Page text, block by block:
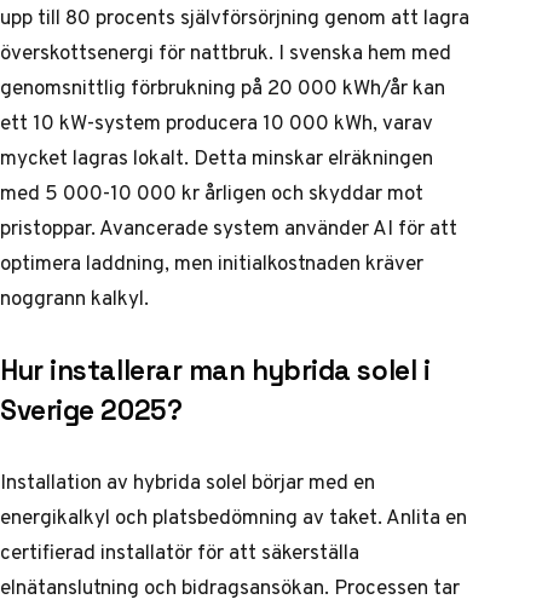
upp till 80 procents självförsörjning genom att lagra
överskottsenergi för nattbruk. I svenska hem med
genomsnittlig förbrukning på 20 000 kWh/år kan
ett 10 kW-system producera 10 000 kWh, varav
mycket lagras lokalt. Detta minskar elräkningen
med 5 000-10 000 kr årligen och skyddar mot
pristoppar. Avancerade system använder AI för att
optimera laddning, men initialkostnaden kräver
noggrann kalkyl.
Hur installerar man hybrida solel i
Sverige 2025?
Installation av hybrida solel börjar med en
energikalkyl och platsbedömning av taket. Anlita en
certifierad installatör för att säkerställa
elnätanslutning och bidragsansökan. Processen tar